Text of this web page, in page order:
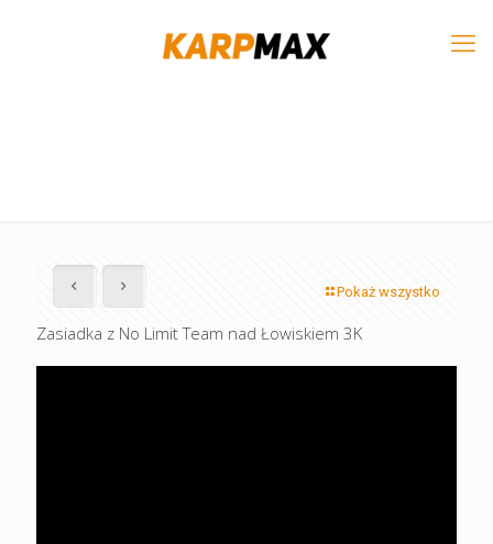
Pokaż wszystko
Zasiadka z No Limit Team nad Łowiskiem 3K